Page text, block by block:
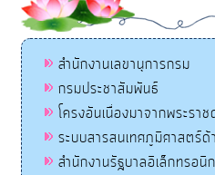
สำนักงานเลขานุการกรม
กรมประชาสัมพันธ์
โครงอันเนื่องมาจากพระราช
ระบบสารสนเทศภูมิศาสตร์ด้
สำนักงานรัฐบาลอิเล็กทรอ